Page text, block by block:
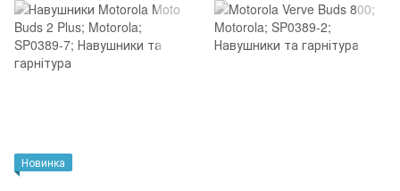
Новинка